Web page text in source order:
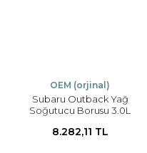
OEM (orjinal)
Subaru Outback Yağ
Soğutucu Borusu 3.0L
8.282,11 TL